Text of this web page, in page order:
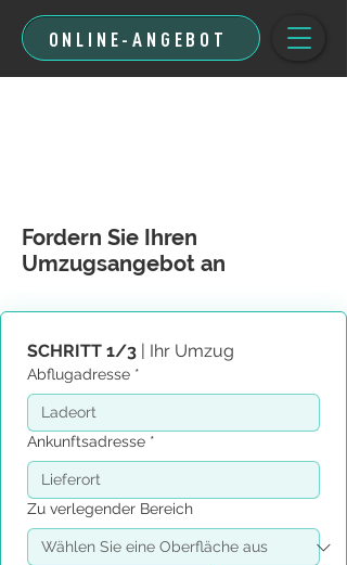
ONLINE-ANGEBOT
Fordern Sie Ihren
Umzugsangebot an
SCHRITT 1/3 | Ihr Umzug
Abflugadresse *
Ankunftsadresse *
Zu verlegender Bereich